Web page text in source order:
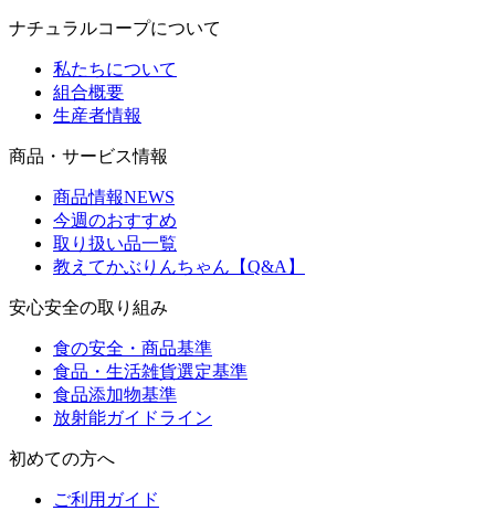
ナチュラルコープについて
私たちについて
組合概要
生産者情報
商品・サービス情報
商品情報NEWS
今週のおすすめ
取り扱い品一覧
教えてかぶりんちゃん【Q&A】
安心安全の取り組み
食の安全・商品基準
食品・生活雑貨選定基準
食品添加物基準
放射能ガイドライン
初めての方へ
ご利用ガイド